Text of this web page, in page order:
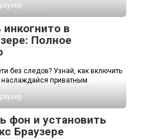
в
Полное
без следов? Узнай, как включить
наслаждайся приватным
фон и установить
Браузере